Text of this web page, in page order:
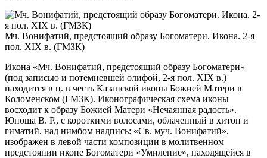
Мч. Вонифатий, предстоящий образу Богоматери. Икона. 2-я
пол. XIX в. (ГМЗК)
Икона «Мч. Вонифатий, предстоящий образу Богоматери»
(под записью и потемневшей олифой, 2-я пол. XIX в.)
находится в ц. в честь Казанской иконы Божией Матери в
Коломенском (ГМЗК). Иконографическая схема иконы
восходит к образу Божией Матери «Нечаянная радость».
Юноша В. Р., с короткими волосами, облаченный в хитон и
гиматий, над нимбом надпись: «Св. муч. Вонифатий»,
изображен в левой части композиции в молитвенном
предстоянии иконе Богоматери «Умиление», находящейся в